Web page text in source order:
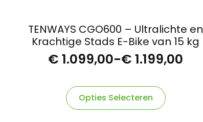
TENWAYS CGO600 – Ultralichte en
Krachtige Stads E-Bike van 15 kg
€ 1.099,00-€ 1.199,00
Prijsklasse:
€ 1.099,00
tot
€ 1.199,00
Opties Selecteren
Dit
product
heeft